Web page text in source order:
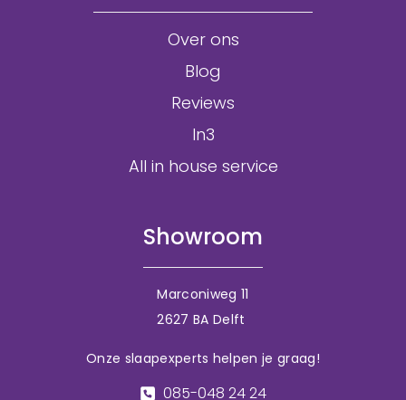
Over ons
Blog
Reviews
In3
All in house service
Showroom
Marconiweg 11
2627 BA Delft
Onze slaapexperts helpen je graag!
085-048 24 24